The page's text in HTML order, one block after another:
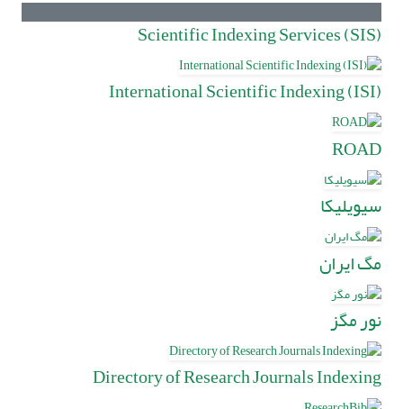
(Scientific Indexing Services (SIS
International Scientific Indexing (ISI)
ROAD
سیویلیکا
مگ ایران
نور مگز
Directory of Research Journals Indexing